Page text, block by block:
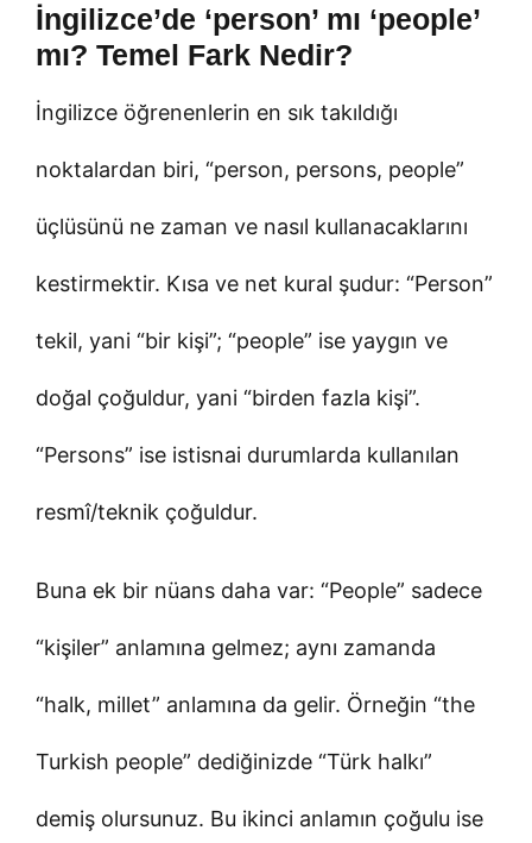
İngilizce’de ‘person’ mı ‘people’
mı? Temel Fark Nedir?
İngilizce öğrenenlerin en sık takıldığı
noktalardan biri, “person, persons, people”
üçlüsünü ne zaman ve nasıl kullanacaklarını
kestirmektir. Kısa ve net kural şudur: “Person”
tekil, yani “bir kişi”; “people” ise yaygın ve
doğal çoğuldur, yani “birden fazla kişi”.
“Persons” ise istisnai durumlarda kullanılan
resmî/teknik çoğuldur.
Buna ek bir nüans daha var: “People” sadece
“kişiler” anlamına gelmez; aynı zamanda
“halk, millet” anlamına da gelir. Örneğin “the
Turkish people” dediğinizde “Türk halkı”
demiş olursunuz. Bu ikinci anlamın çoğulu ise